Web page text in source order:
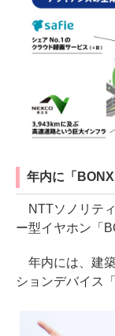
年内に「
NTTソノリテ
ー型イヤホン「
年内には、建
ションデバイス